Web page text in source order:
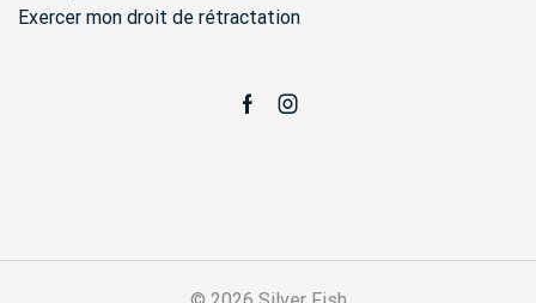
Exercer mon droit de rétractation
FacebookInstagram